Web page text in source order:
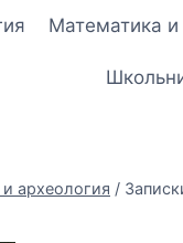
Математика и
археология /